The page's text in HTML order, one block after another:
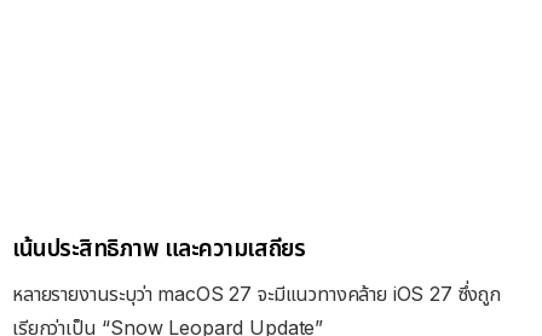
เน้นประสิทธิภาพ และความเสถียร
หลายรายงานระบุว่า macOS 27 จะมีแนวทางคล้าย iOS 27 ซึ่งถูก
เรียกว่าเป็น “Snow Leopard Update”